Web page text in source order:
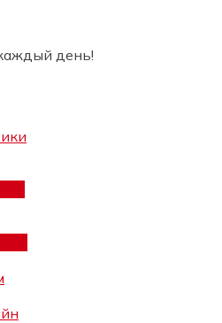
день!